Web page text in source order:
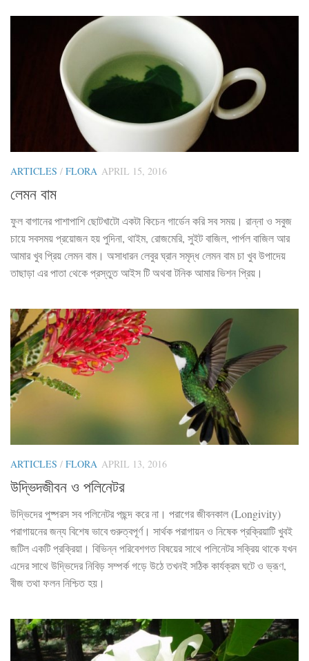
ARTICLES / FLORA APRIL 15, 2016
লেমন বাম
ফুল বাগানের পাশাপাশি ছোটখাটো একটা কিচেন গার্ডেন করি সব সময়। রান্না ও সবুজ
চায়ে সবসময় প্রয়োজন হয় পুদিনা, থাইম, রোজমেরি, সুইট বাজিল, পার্পল বাজিল আর
আমার খুব প্রিয় লেমন বাম। অসাধারন লেবুর ঘ্রান সমৃদ্ধ লেমন বাম চা খুব উপাদেয়
তাছাড়া এর পাতা থেকে প্রস্তুত আইস টি অথবা টনিক আমার ভিশন প্রিয়।
ARTICLES / FLORA APRIL 13, 2016
উদ্ভিদজীবন ও পলিনেটর
উদ্ভিদের পুষ্পরস সব পলিনেটর পছন্দ করে না। পরাগের জীবনকাল (Longivity)
পরাগায়নের জন্য বিশেষ ভাবে গুরুত্বপূর্ণ। সার্থক পরাগায়ন ও নিষেক প্রক্রিয়াটি খুবই
জটিল একটি প্রক্রিয়া। বিভিন্ন পরিবেশগত বিষয়ের সাথে পলিনেটর সক্রিয় থাকে যখন
এদের সাথে উদ্ভিদের নিবিড় সম্পর্ক গড়ে উঠে তখনই সঠিক কার্যক্রম ঘটে ও ভ্রূণ,
বীজ তথা ফলন নিশ্চিত হয়।